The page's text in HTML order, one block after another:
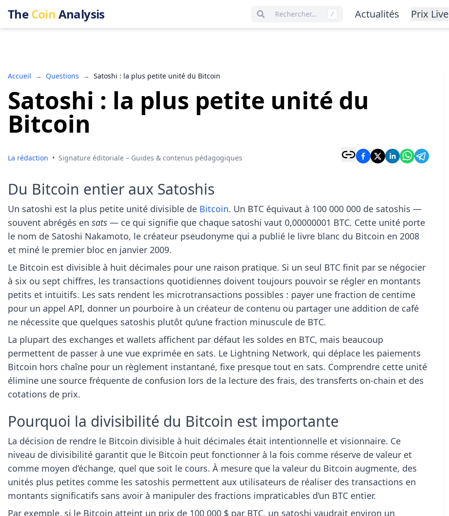
TheCoin Analysis Rechercher… / Actualités Prix Live
Accueil → Questions → Satoshi : la plus petite unité du Bitcoin
Satoshi : la plus petite unité du
Bitcoin
La rédaction • Signature éditoriale – Guides & contenus pédagogiques
Du Bitcoin entier aux Satoshis
Un satoshi est la plus petite unité divisible de Bitcoin. Un BTC équivaut à 100 000 000 de satoshis —
souvent abrégés en sats — ce qui signifie que chaque satoshi vaut 0,00000001 BTC. Cette unité porte
le nom de Satoshi Nakamoto, le créateur pseudonyme qui a publié le livre blanc du Bitcoin en 2008
et miné le premier bloc en janvier 2009.
Le Bitcoin est divisible à huit décimales pour une raison pratique. Si un seul BTC finit par se négocier
à six ou sept chiffres, les transactions quotidiennes doivent toujours pouvoir se régler en montants
petits et intuitifs. Les sats rendent les microtransactions possibles : payer une fraction de centime
pour un appel API, donner un pourboire à un créateur de contenu ou partager une addition de café
ne nécessite que quelques satoshis plutôt qu’une fraction minuscule de BTC.
La plupart des exchanges et wallets affichent par défaut les soldes en BTC, mais beaucoup
permettent de passer à une vue exprimée en sats. Le Lightning Network, qui déplace les paiements
Bitcoin hors chaîne pour un règlement instantané, fixe presque tout en sats. Comprendre cette unité
élimine une source fréquente de confusion lors de la lecture des frais, des transferts on-chain et des
cotations de prix.
Pourquoi la divisibilité du Bitcoin est importante
La décision de rendre le Bitcoin divisible à huit décimales était intentionnelle et visionnaire. Ce
niveau de divisibilité garantit que le Bitcoin peut fonctionner à la fois comme réserve de valeur et
comme moyen d’échange, quel que soit le cours. À mesure que la valeur du Bitcoin augmente, des
unités plus petites comme les satoshis permettent aux utilisateurs de réaliser des transactions en
montants significatifs sans avoir à manipuler des fractions impraticables d’un BTC entier.
Par exemple, si le Bitcoin atteint un prix de 100 000 $ par BTC, un satoshi vaudrait environ un